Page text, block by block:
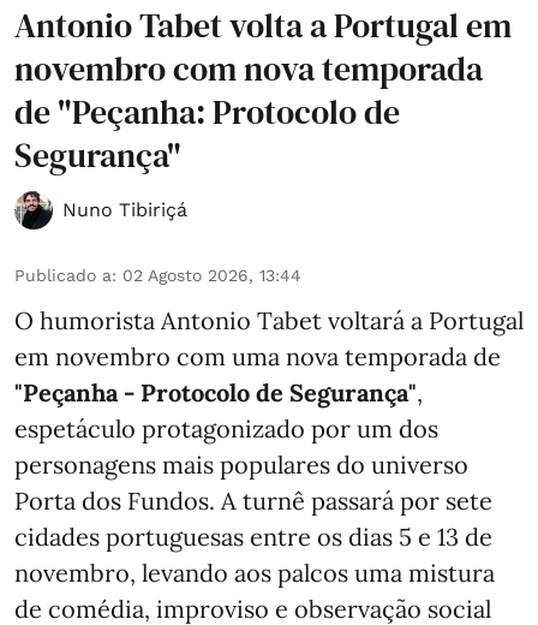
Antonio Tabet volta a Portugal em
novembro com nova temporada
de "Peçanha: Protocolo de
Segurança"
Nuno Tibiriçá
Publicado a: 02 Agosto 2026, 13:44
O humorista Antonio Tabet voltará a Portugal
em novembro com uma nova temporada de
"Peçanha - Protocolo de Segurança",
espetáculo protagonizado por um dos
personagens mais populares do universo
Porta dos Fundos. A turnê passará por sete
cidades portuguesas entre os dias 5 e 13 de
novembro, levando aos palcos uma mistura
de comédia, improviso e observação social